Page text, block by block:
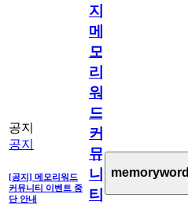
공지
공지
[공지] 메모리워드
커뮤니티 이벤트 중
단 안내
지]
메
모
리
워
드
커
뮤
니
티
memoryword